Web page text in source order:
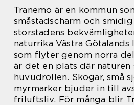
Tranemo är en kommun
småstadscharm och
storstadens
naturrika Västra Götalands
som flyter genom norra
är det en plats där naturen
huvudrollen. Skogar, små
myrmarker bjuder in till
friluftsliv. För många blir